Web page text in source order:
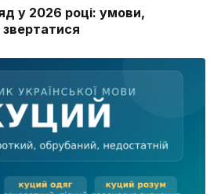
у 2026 році: умови,